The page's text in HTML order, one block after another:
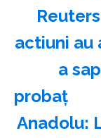
actiuni au
a
probaţ
Anadolu: